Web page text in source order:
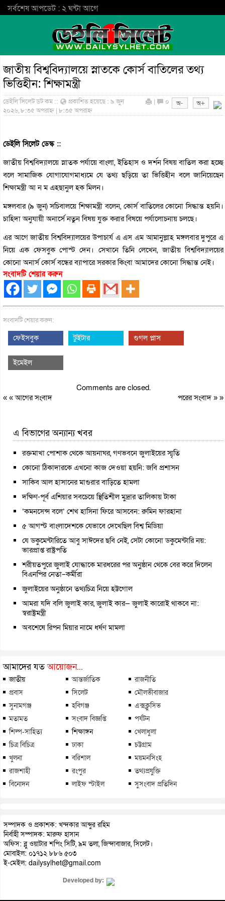
সর্বশেষ আপডেট : ২ ঘন্টা আগে
জাতীয় বিশ্ববিদ্যালয়ে স্নাতকে কোর্স বাতিলের তথ্য
ভিত্তিহীন: শিক্ষামন্ত্রী
ডেইলি সিলেট ডট কম ::
প্রকাশিত হয়েছে : ৯ জুন
২০২৬, ৮:৩৫ অপরাহ্ন | ৮:৩৫ অপরাহ্ন
| ০
ডেইলি সিলেট ডেস্ক ::
জাতীয় বিশ্ববিদ্যালয়ে স্নাতক পর্যায়ে বাংলা, ইতিহাস ও দর্শন বিষয় বাতিল করা হচ্ছে
বলে সামাজিক যোগাযোগমাধ্যমে যে তথ্য ছড়িয়ে তা ভিত্তিহীন বলে জানিয়েছেন
শিক্ষামন্ত্রী আ ন ম এহছানুল হক মিলন।
মঙ্গলবার (৯ জুন) সচিবালয়ে শিক্ষামন্ত্রী বলেন, কোর্স বাতিলের কোনো সিদ্ধান্ত হয়নি।
চাহিদা অনুযায়ী অনার্সে নতুন বিষয় যুক্ত করার বিষয়ে পর্যালোচনায় চলছে।
এর আগে জাতীয় বিশ্ববিদ্যালয়ের উপাচার্য এ এস এম আমানুল্লাহ মঙ্গলবার দুপুরে এ
নিয়ে এক ফেসবুক পোস্ট দেন। সেখানে তিনি লেখেন, জাতীয় বিশ্ববিদ্যালয়ের
কোনো অনার্স কোর্স বন্ধের ব্যাপারে সরকার কিংবা আমাদের কোনো সিদ্ধান্ত নেই।
সংবাদটি শেয়ার করুন
সংবাদটি শেয়ার করুন:
ফেইসবুক টুইটার গুগল প্লাস
ইমেইল
Comments are closed.
« «আগের সংবাদ পরের সংবাদ» »
এ বিভাগের অন্যান্য খবর
রক্তমাখা পোশাক থেকে আয়নাঘর, গণভবনে জুলাইয়ের স্মৃতি
কোনো ঠিকাদারকে এখনো কাজ দেওয়া হয়নি: জবি প্রশাসন
সাকিব আল হাসানের মাগুরার বাড়িতে হামলা
দক্ষিণ-পূর্ব এশিয়ার সবচেয়ে স্থিতিশীল মুদ্রার তালিকায় টাকা
‘কমনসেন্স বলে’ শেখ হাসিনা ফিরে আসবেন: রুমিন ফারহানা
৫ আগস্ট বাংলাদেশকে যেভাবে দেখেছিল বিশ্ব মিডিয়া
যে ডকুমেন্টারিতে আবু সাঈদের ছবি নেই, সেটা কোনো ডকুমেন্টারি নয়:
ভারপ্রাপ্ত রাষ্ট্রপতি
শরীয়তপুরে জুলাই যোদ্ধাকে মারধরের পর অনুষ্ঠান থেকে বের করে দিলেন
বিএনপির নেতা–কর্মীরা
জুলাইয়ের অনুষ্ঠানে তথ্যচিত্র নিয়ে হট্টগোল
আমরা যদি বলি জুলাই কার, জুলাই কার— জুলাই কারোই থাকবে না:
স্বরাষ্ট্রমন্ত্রী
অবশেষে রিপন মিয়ার নামে ধর্ষণ মামলা
আমাদের যতআয়োজন...
জাতীয় আন্তর্জাতিক
রাজনীতি
প্রবাস
সিলেট
মৌলভীবাজার
সুনামগঞ্জ
হবিগঞ্জ
এক্সক্লুসিভ
মতামত
সংবাদ বিজ্ঞপ্তি
পর্যটন
শিল্প-সাহিত্য
শিক্ষাঙ্গন
খেলাধুলা
চিত্র বিচিত্র
ঢাকা
চট্টগ্রাম
খুলনা
বরিশাল
ময়মনসিংহ
রাজশাহী
রংপুর
তথ্যপ্রযুক্তি
বিনোদন
লাইফ স্টাইল সুসংবাদ প্রতিদিন
সম্পাদক ও প্রকাশক: খন্দকার আব্দুর রহিম
নির্বাহী সম্পাদক: মারুফ হাসান
অফিস: ব্লু ওয়াটার শপিং সিটি, ৯ম তলা, জিন্দাবাজার, সিলেট।
মোবাইল: ০১৭১২ ৮৮৬ ৫০৩
ই-মেইল: dailysylhet@gmail.com
Developed by: